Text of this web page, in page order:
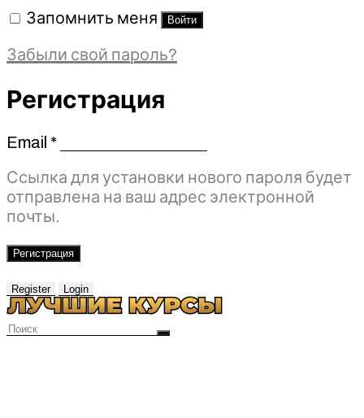
Запомнить меня Войти
Забыли свой пароль?
Регистрация
Email *Обязательно
Ссылка для установки нового пароля будет
отправлена ​​на ваш адрес электронной
почты.
Регистрация
Register Login